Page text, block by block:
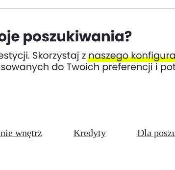
wnętrz Kredyty Dla